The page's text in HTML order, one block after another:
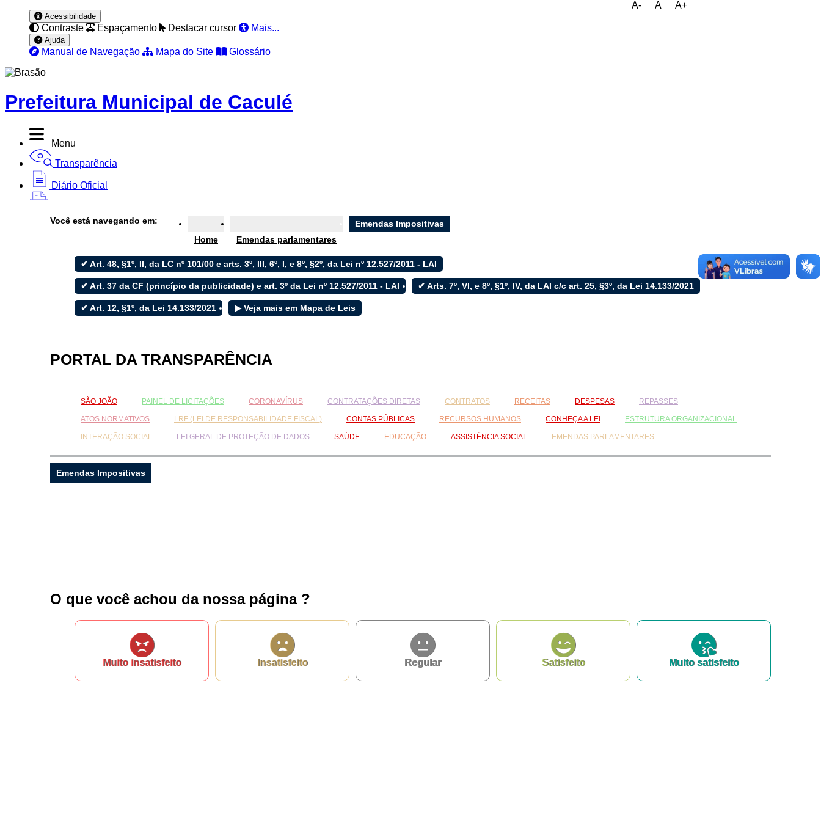
A- A A+
Acessibilidade
Contraste Espaçamento Destacar cursor Mais...
Ajuda
Manual de Navegação Mapa do Site Glossário
Prefeitura Municipal de Caculé
Menu
Transparência
Diário Oficial
Acesso à Informação
Cidadão
Secretarias
Transparência
Videos
Áudios
Telefone 2
E-mail*
Cidade/Estado
Você está navegando em:
Home
Emendas parlamentares
Emendas Impositivas
✔ Art. 48, §1º, II, da LC nº 101/00 e arts. 3º, III, 6º, I, e 8º, §2º, da Lei nº 12.527/2011 - LAI
✔ Art. 37 da CF (princípio da publicidade) e art. 3º da Lei nº 12.527/2011 - LAI ✔ Arts. 7º, VI, e 8º, §1º, IV, da LAI c/c art. 25, §3º, da Lei 14.133/2021
✔ Art. 12, §1º, da Lei 14.133/2021 ▶ Veja mais em Mapa de Leis
PORTAL DA TRANSPARÊNCIA
SÃO JOÃO PAINEL DE LICITAÇÕES CORONAVÍRUS CONTRATAÇÕES DIRETAS CONTRATOS RECEITAS DESPESAS REPASSES
ATOS NORMATIVOS LRF (LEI DE RESPONSABILIDADE FISCAL) CONTAS PÚBLICAS RECURSOS HUMANOS CONHEÇA A LEI ESTRUTURA ORGANIZACIONAL
INTERAÇÃO SOCIAL LEI GERAL DE PROTEÇÃO DE DADOS SAÚDE EDUCAÇÃO ASSISTÊNCIA SOCIAL EMENDAS PARLAMENTARES
Emendas Impositivas
O que você achou da nossa página ?
Muito insatisfeito Insatisfeito Regular Satisfeito Muito satisfeito